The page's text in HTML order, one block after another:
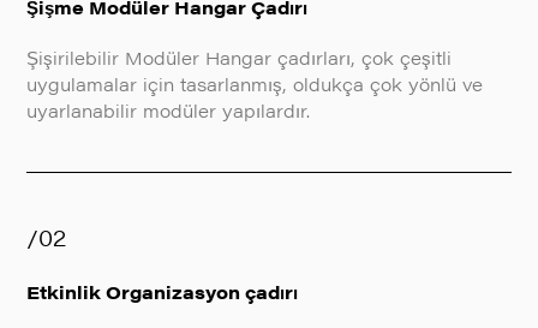
Şişme Modüler Hangar Çadırı
Şişirilebilir Modüler Hangar çadırları, çok çeşitli
uygulamalar için tasarlanmış, oldukça çok yönlü ve
uyarlanabilir modüler yapılardır.
/02
Etkinlik Organizasyon çadırı